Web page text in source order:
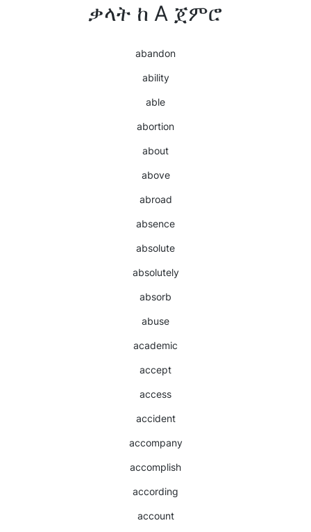
ቃላት ከ A ጀምሮ
abandon
ability
able
abortion
about
above
abroad
absence
absolute
absolutely
absorb
abuse
academic
accept
access
accident
accompany
accomplish
according
account